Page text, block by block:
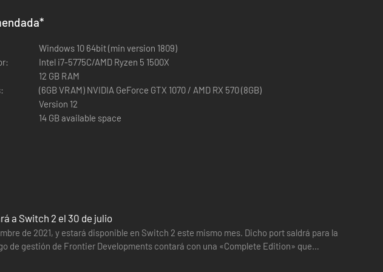
*
Windows 10 64bit (min version 1809)
Intel i7-5775C/AMD Ryzen 5 1500X
12 GB RAM
(6GB VRAM) NVIDIA GeForce GTX 1070 / AMD RX 570 (8GB)
Version 12
14 GB available space
a Switch 2 el 30 de julio
de 2021, y estará disponible en Switch 2 este mismo mes. Dicho port saldrá para la
Frontier Developments contará con una «Complete Edition» que